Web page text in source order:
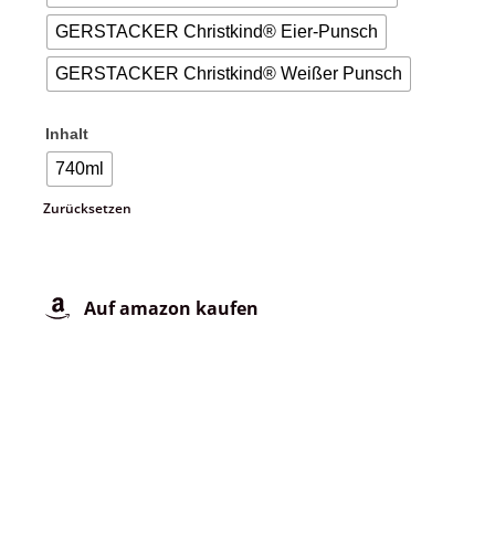
GERSTACKER Christkind® Eier-Punsch
GERSTACKER Christkind® Weißer Punsch
Inhalt
740ml
Auf amazon kaufen